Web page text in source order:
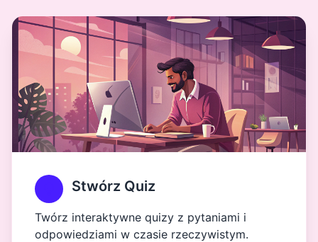
Stwórz Quiz
Twórz interaktywne quizy z pytaniami i
odpowiedziami w czasie rzeczywistym.